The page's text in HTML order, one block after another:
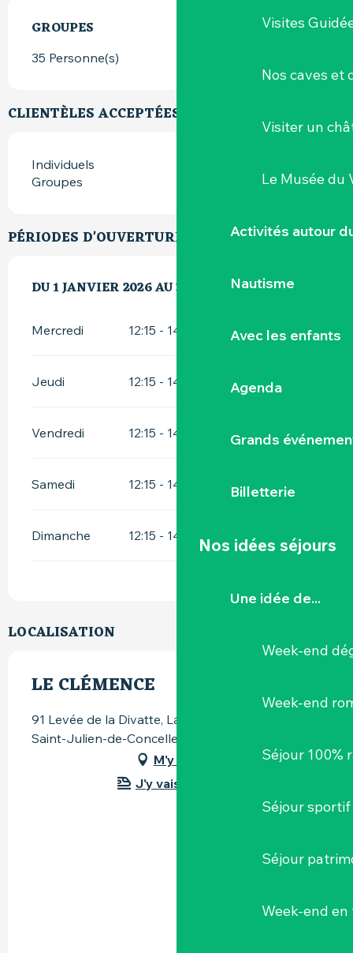
Visites
Nos caves et
Visiter un
Le Musée du
Activités autour
Nautisme
Avec les enfants
Agenda
Grands
Billetterie
Nos idées séjours
Une idée de...
Week-end
Week-end
Séjour 100%
Séjour sportif
Séjour
Week-end
GROUPES
GROUPES
35 Personne(s)
CLIENTÈLES ACCEPTÉES
Individuels
Groupes
PÉRIODES D'OUVERTURE
DU1 JANVIER 2026AU30 JUIN 2026
DU1 JANVIER 2026AU30 JUIN 2026
Mercredi 12:15 - 14:00
Jeudi 12:15 - 14:00 19:15 - 21:30
Vendredi 12:15 - 14:00 19:15 - 21:30
Samedi 12:15 - 14:00 19:15 - 21:30
Dimanche 12:15 - 14:00
LOCALISATION
LE CLÉMENCE
91 Levée de la Divatte, La Chebuette, 44450
Saint-Julien-de-Concelles
M'y rendre
J'y vais en train !